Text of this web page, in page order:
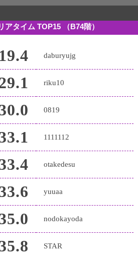
アタイム TOP15 （B74階）
19.4 daburyujg
riku10
0819
1111112
otakedesu
yuuaa
nodokayoda
STAR